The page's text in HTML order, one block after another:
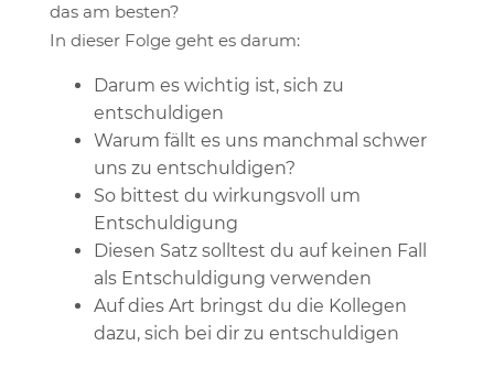
das am besten?
In dieser Folge geht es darum:
Darum es wichtig ist, sich zu
entschuldigen
Warum fällt es uns manchmal schwer
uns zu entschuldigen?
So bittest du wirkungsvoll um
Entschuldigung
Diesen Satz solltest du auf keinen Fall
als Entschuldigung verwenden
Auf dies Art bringst du die Kollegen
dazu, sich bei dir zu entschuldigen